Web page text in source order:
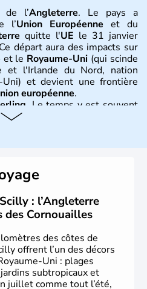
de l’Angleterre. Le pays a
l’Union Européenne et du
quitte l'UE le 31 janvier
départ aura des impacts sur
et le Royaume-Uni (qui scinde
et l'Irlande du Nord, nation
Uni) et devient une frontière
européenne.
. Le temps y est souvent
précipitations : il s’agit d’un
nations constitutives du
de plus de 50 millions
constitue à elle seule, près de
Le pays s’est créé au
nom desAngles
terres. Première démocratie
doit son développement à
siècle.
: l’Angleterre
des Cornouailles
des côtes de
offrent l’un des décors
Uni : plages
subtropicaux et
juillet comme tout l’été,